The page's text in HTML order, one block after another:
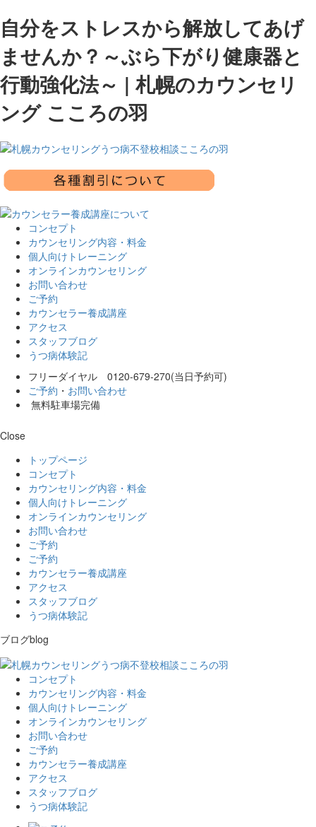
自分をストレスから解放してあげ
ませんか？～ぶら下がり健康器と
行動強化法～ | 札幌のカウンセリ
ング こころの羽
コンセプト
カウンセリング内容・料金
個人向けトレーニング
オンラインカウンセリング
お問い合わせ
ご予約
カウンセラー養成講座
アクセス
スタッフブログ
うつ病体験記
フリーダイヤル 0120-679-270(当日予約可)
ご予約 ・ お問い合わせ
無料駐車場完備
Close
トップページ
コンセプト
カウンセリング内容・料金
個人向けトレーニング
オンラインカウンセリング
お問い合わせ
ご予約
ご予約
カウンセラー養成講座
アクセス
スタッフブログ
うつ病体験記
ブログblog
コンセプト
カウンセリング内容・料金
個人向けトレーニング
オンラインカウンセリング
お問い合わせ
ご予約
カウンセラー養成講座
アクセス
スタッフブログ
うつ病体験記